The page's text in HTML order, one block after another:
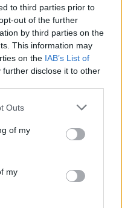
to third parties prior to
out of the further
by third parties on the
This information may
on the IAB’s List of
further disclose it to other
one or more Google
You may click to
its third-party tags to
in below Google
Outs
of my
my